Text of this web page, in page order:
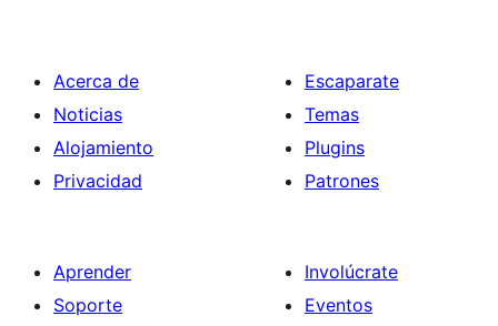
Acerca de
Noticias
Alojamiento
Privacidad
Escaparate
Temas
Plugins
Patrones
Aprender
Soporte
Involúcrate
Eventos